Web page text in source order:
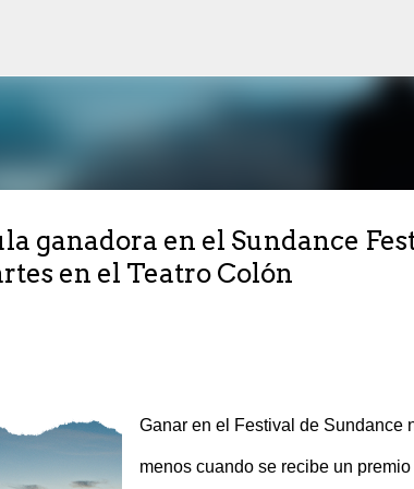
ganadora en el Sundance
en el Teatro Colón
Ganar en el Festival de Sundance
menos cuando se recibe un